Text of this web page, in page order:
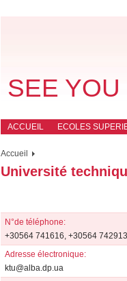
SEE
ACCUEIL ECOLES
Accueil
Université
N°de téléphone:
+30564 741616, +30564 742913
Adresse électronique:
ktu@alba.dp.ua